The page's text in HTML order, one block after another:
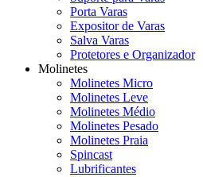
Porta Varas
Expositor de Varas
Salva Varas
Protetores e Organizador
Molinetes
Molinetes Micro
Molinetes Leve
Molinetes Médio
Molinetes Pesado
Molinetes Praia
Spincast
Lubrificantes